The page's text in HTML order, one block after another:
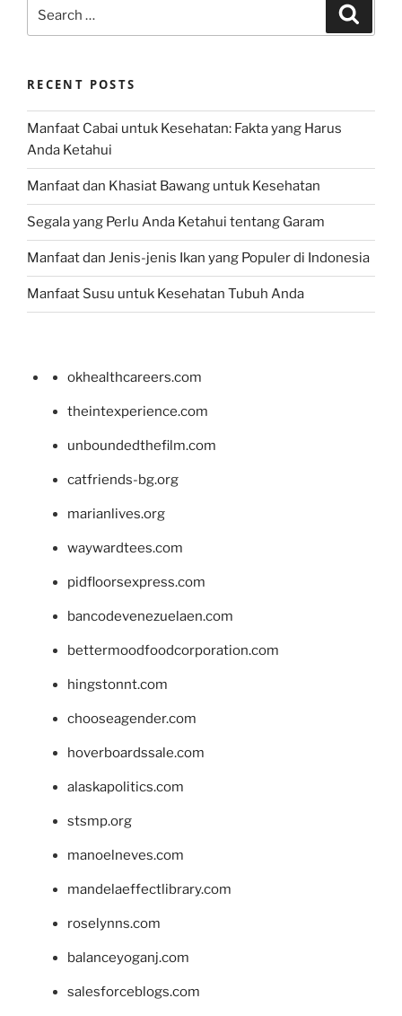
for:
RECENT POSTS
Manfaat Cabai untuk Kesehatan: Fakta yang Harus
Anda Ketahui
Manfaat dan Khasiat Bawang untuk Kesehatan
Segala yang Perlu Anda Ketahui tentang Garam
Manfaat dan Jenis-jenis Ikan yang Populer di Indonesia
Manfaat Susu untuk Kesehatan Tubuh Anda
okhealthcareers.com
theintexperience.com
unboundedthefilm.com
catfriends-bg.org
marianlives.org
waywardtees.com
pidfloorsexpress.com
bancodevenezuelaen.com
bettermoodfoodcorporation.com
hingstonnt.com
chooseagender.com
hoverboardssale.com
alaskapolitics.com
stsmp.org
manoelneves.com
mandelaeffectlibrary.com
roselynns.com
balanceyoganj.com
salesforceblogs.com